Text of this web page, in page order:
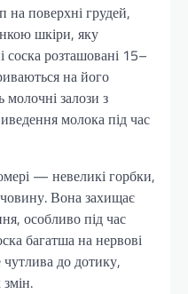
поверхні грудей,
шкіри, яку
розташовані 15–
на його
молочні залози з
молока під час
— невеликі горбки,
Вона захищає
особливо під час
багатша на нервові
до дотику,